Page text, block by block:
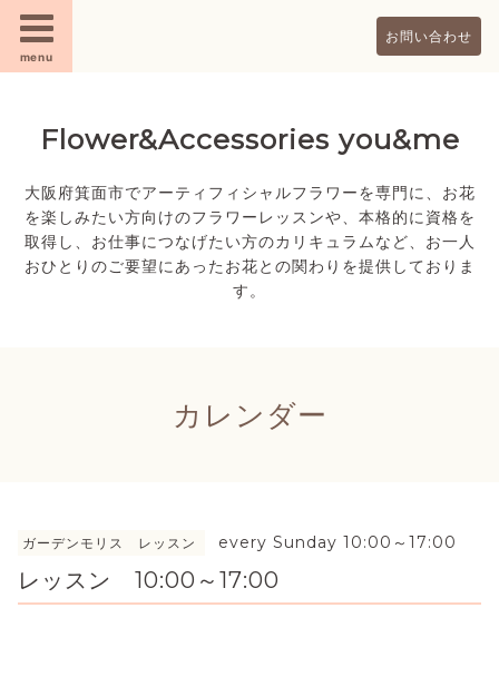
menu
お問い合わせ
Flower&Accessories you&me
大阪府箕面市でアーティフィシャルフラワーを専門に、お花
を楽しみたい方向けのフラワーレッスンや、本格的に資格を
取得し、お仕事につなげたい方のカリキュラムなど、お一人
おひとりのご要望にあったお花との関わりを提供しておりま
す。
カレンダー
ガーデンモリス レッスン every Sunday 10:00～17:00
レッスン 10:00～17:00